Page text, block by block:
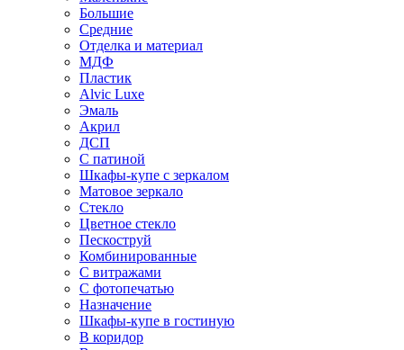
Большие
Средние
Отделка и материал
МДФ
Пластик
Alvic Luxe
Эмаль
Акрил
ДСП
С патиной
Шкафы-купе с зеркалом
Матовое зеркало
Стекло
Цветное стекло
Пескоструй
Комбинированные
С витражами
С фотопечатью
Назначение
Шкафы-купе в гостиную
В коридор